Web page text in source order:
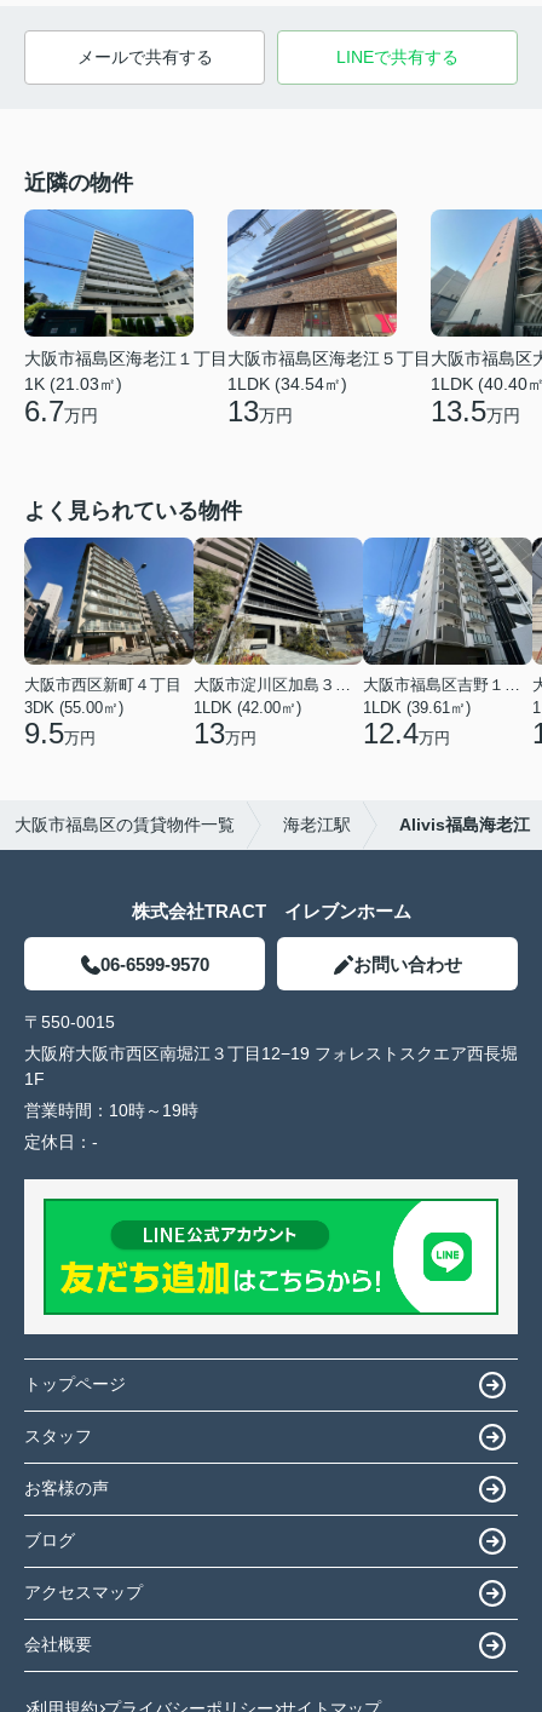
メールで共有する LINEで共有する
近隣の物件
大阪市福島区海老江１丁目
1K (21.03㎡)
6.7万円
大阪市福島区海老江５丁目
1LDK (34.54㎡)
13万円
大阪市福島区
1LDK (40.40
13.5万円
よく見られている物件
大阪市西区新町４丁目
3DK (55.00㎡)
9.5万円
大阪市淀川区加島３丁目
1LDK (42.00㎡)
13万円
大阪市福島区吉野１丁目
1LDK (39.61㎡)
12.4万円
大阪市福島区の賃貸物件一覧 海老江駅 Alivis福島海老江
株式会社TRACT イレブンホーム
06-6599-9570 お問い合わせ
〒550-0015
大阪府大阪市西区南堀江３丁目12−19 フォレストスクエア西長堀
1F
営業時間： 10時～19時
定休日： -
トップページ
スタッフ
お客様の声
ブログ
アクセスマップ
会社概要
利用規約 プライバシーポリシー サイトマップ